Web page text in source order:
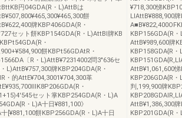
円04GDA(R・L)AttBは
餅
牌KBP406GDA(R・
セット餅KBP154GDA(R・L)AttBI牌KB
・
餅KBPt56GDAtR・
〔R・L)AttB¥72314002問3″636セ
L)AttB¥757,300牌KBP204GDA(R・
・的AttE¥704,3001¥704,300革
・
セット掌KBP254GDA(R・L)A
・L)A十日¥881,100》
[¥881,100餅KBP256GDA(R・L)A十日
¥718,300悌
LIAttB¥888,900
KBP156GDA(R
AttB¥989,600牌
KBP158GDA{R
AttB¥1,061,600
KBP206GDA{R
判,199,900牌
AttB¥1,386,300
KBP201GDA(R